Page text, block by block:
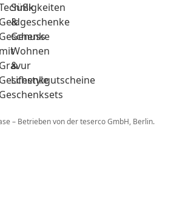
Geldgeschenke
Geschenke
mit
Gravur
Geschenkgutscheine
Geschenksets
Süßigkeiten
&
Genuss
Wohnen
&
Lifestyle
– Betrieben von der teserco GmbH, Berlin.